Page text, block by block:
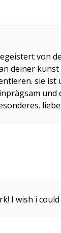
von
deiner
sie ist
I wish i